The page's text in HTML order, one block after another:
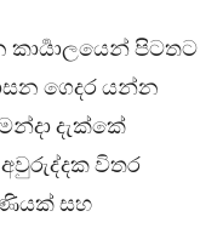
පිටතට
ගෙදර යන්න
දැක්කේ
විතර
සහ